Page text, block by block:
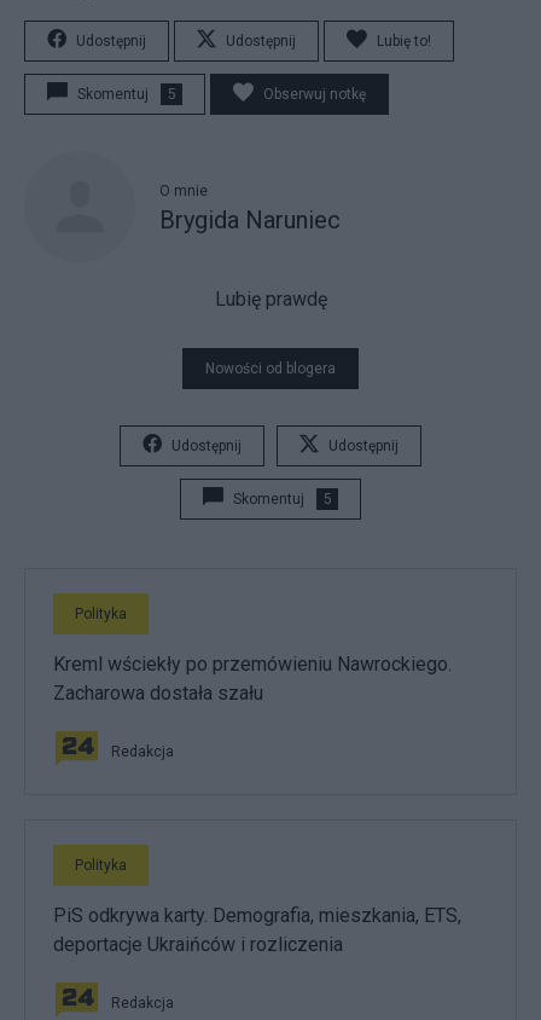
Udostępnij Udostępnij Lubię to!
Skomentuj 5 Obserwuj notkę
O mnie
Brygida Naruniec
Lubię prawdę
Nowości od blogera
Udostępnij Udostępnij
Skomentuj 5
Polityka
Kreml wściekły po przemówieniu Nawrockiego.
Zacharowa dostała szału
Redakcja
Polityka
PiS odkrywa karty. Demografia, mieszkania, ETS,
deportacje Ukraińców i rozliczenia
Redakcja